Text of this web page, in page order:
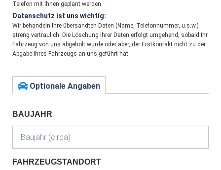
Telefon mit Ihnen geplant werden.
Datenschutz ist uns wichtig:
Wir behandeln Ihre übersandten Daten (Name, Telefonnummer, u.s.w.)
streng vertraulich. Die Löschung Ihrer Daten erfolgt umgehend, sobald Ihr
Fahrzeug von uns abgeholt wurde oder aber, der Erstkontakt nicht zu der
Abgabe Ihres Fahrzeugs an uns geführt hat
Optionale Angaben
BAUJAHR
FAHRZEUGSTANDORT